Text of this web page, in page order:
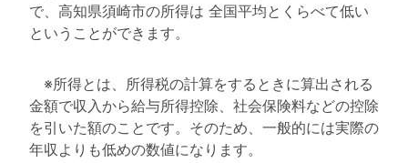
で、高知県須崎市の所得は 全国平均とくらべて低い
ということができます。
※所得とは、所得税の計算をするときに算出される
金額で収入から給与所得控除、社会保険料などの控除
を引いた額のことです。そのため、一般的には実際の
年収よりも低めの数値になります。